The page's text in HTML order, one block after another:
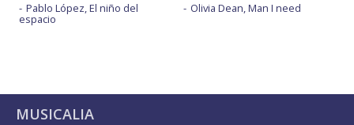
Pablo López, El niño del
espacio
Olivia Dean, Man I need
MUSICALIA